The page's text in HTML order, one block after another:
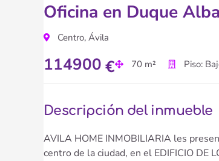
Oficina en Duque
Centro, Ávila
114900 € 70 m² Piso:
Descripción del inmueble
AVILA HOME INMOBILIARIA les
centro de la ciudad, en el EDIFICIO DE